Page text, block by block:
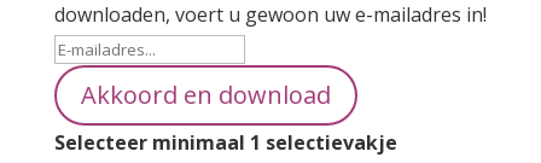
downloaden, voert u gewoon uw e-mailadres in!
Akkoord en download
Selecteer minimaal 1 selectievakje